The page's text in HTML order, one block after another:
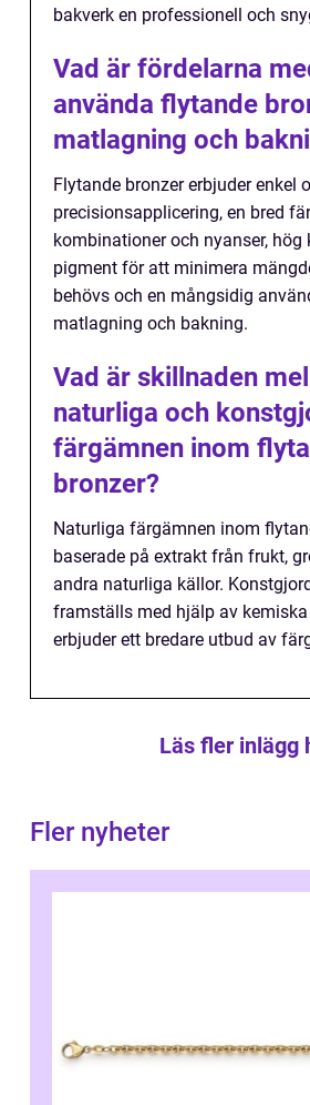
bakverk en professionell och
Vad är fördelarna
använda flytande
matlagning och
Flytande bronzer erbjuder enkel
precisionsapplicering, en bred
kombinationer och nyanser,
pigment för att minimera
behövs och en mångsidig
matlagning och bakning.
Vad är skillnaden
naturliga och
färgämnen inom
bronzer?
Naturliga färgämnen inom
baserade på extrakt från frukt,
andra naturliga källor.
framställs med hjälp av
erbjuder ett bredare utbud av
Läs fler inlägg
Fler nyheter